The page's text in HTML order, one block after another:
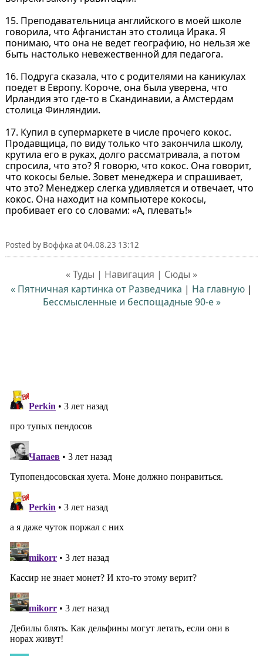
15. Преподавательница английского в моей школе
говорила, что Афганистан это столица Ирака. Я
понимаю, что она не ведет географию, но нельзя же
быть настолько невежественной для педагога.
16. Подруга сказала, что с родителями на каникулах
поедет в Европу. Короче, она была уверена, что
Ирландия это где-то в Скандинавии, а Амстердам
столица Финляндии.
17. Купил в супермаркете в числе прочего кокос.
Продавщица, по виду только что закончила школу,
крутила его в руках, долго рассматривала, а потом
спросила, что это? Я говорю, что кокос. Она говорит,
что кокосы белые. Зовет менеджера и спрашивает,
что это? Менеджер слегка удивляется и отвечает, что
кокос. Она находит на компьютере кокосы,
пробивает его со словами: «А, плевать!»
Posted by Воффкаat04.08.23 13:12
« Туды | Навигация | Сюды »
« Пятничная картинка от Разведчика | На главную |
Бессмысленные и беспощадные 90-е »